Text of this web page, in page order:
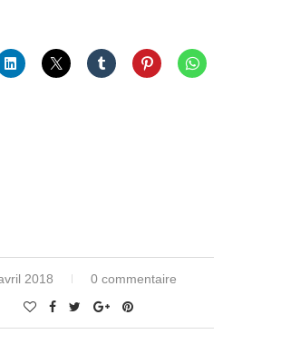
2018 0 commentaire